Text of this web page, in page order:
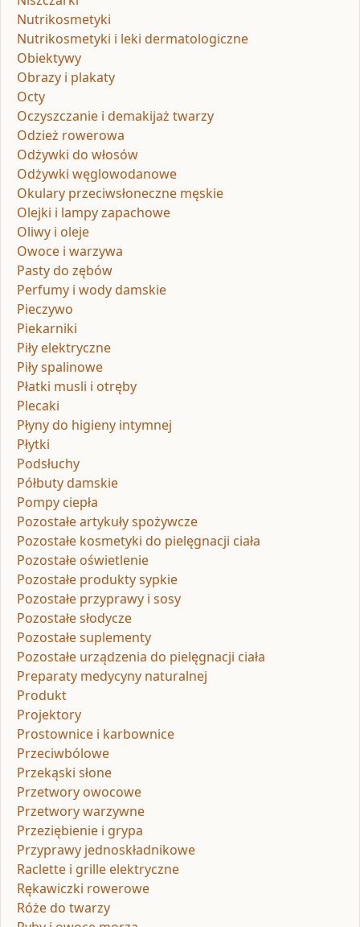
Nutrikosmetyki
Nutrikosmetyki i leki dermatologiczne
Obiektywy
Obrazy i plakaty
Octy
Oczyszczanie i demakijaż twarzy
Odzież rowerowa
Odżywki do włosów
Odżywki węglowodanowe
Okulary przeciwsłoneczne męskie
Olejki i lampy zapachowe
Oliwy i oleje
Owoce i warzywa
Pasty do zębów
Perfumy i wody damskie
Pieczywo
Piekarniki
Piły elektryczne
Piły spalinowe
Płatki musli i otręby
Plecaki
Płyny do higieny intymnej
Płytki
Podsłuchy
Półbuty damskie
Pompy ciepła
Pozostałe artykuły spożywcze
Pozostałe kosmetyki do pielęgnacji ciała
Pozostałe oświetlenie
Pozostałe produkty sypkie
Pozostałe przyprawy i sosy
Pozostałe słodycze
Pozostałe suplementy
Pozostałe urządzenia do pielęgnacji ciała
Preparaty medycyny naturalnej
Produkt
Projektory
Prostownice i karbownice
Przeciwbólowe
Przekąski słone
Przetwory owocowe
Przetwory warzywne
Przeziębienie i grypa
Przyprawy jednoskładnikowe
Raclette i grille elektryczne
Rękawiczki rowerowe
Róże do twarzy